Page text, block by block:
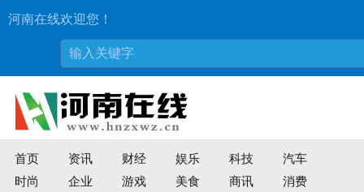
河南在线欢迎您！
首页 资讯 财经 娱乐 科技
汽车
时尚
企业 游戏 美食 商讯
消费